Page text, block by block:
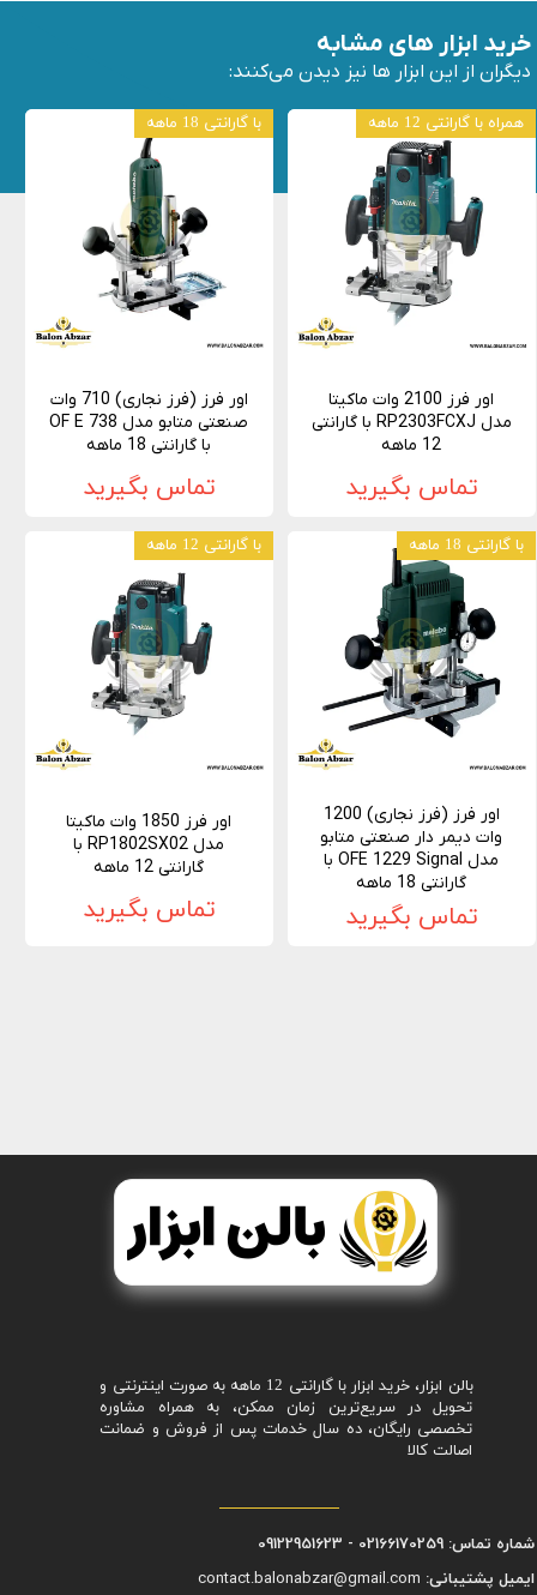
اور فرز 2100 وات ماکیتا
مدل RP2303FCXJ با گارانتی
12 ماهه
تماس بگیرید
همراه با گارانتی 12 ماهه
اور فرز (فرز نجاری) 710 وات
صنعتی متابو مدل OF E 738
با گارانتی 18 ماهه
تماس بگیرید
با گارانتی 18 ماهه
اور فرز (فرز نجاری) 1200
وات دیمر دار صنعتی متابو
مدل OFE 1229 Signal با
گارانتی 18 ماهه
تماس بگیرید
با گارانتی 18 ماهه
اور فرز 1850 وات ماکیتا
مدل RP1802SX02 با
گارانتی 12 ماهه
تماس بگیرید
با گارانتی 12 ماهه
خرید ابزار های مشابه
دیگران از این ابزار ها نیز دیدن می‌کنند:
بالن ابزار، خرید ابزار با گارانتی 12 ماهه به صورت اینترنتی و
تحویل در سریع‌ترین زمان ممکن، به همراه مشاوره
تخصصی رایگان، ده سال خدمات پس از فروش و ضمانت
اصالت کالا
شماره تماس: 02166170259 - 09122951623
ایمیل پشتیبانی: